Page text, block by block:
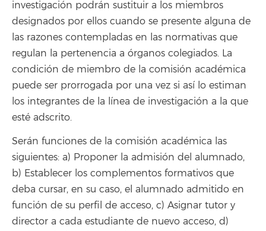
investigación podrán sustituir a los miembros
designados por ellos cuando se presente alguna de
las razones contempladas en las normativas que
regulan la pertenencia a órganos colegiados. La
condición de miembro de la comisión académica
puede ser prorrogada por una vez si así lo estiman
los integrantes de la línea de investigación a la que
esté adscrito.
Serán funciones de la comisión académica las
siguientes: a) Proponer la admisión del alumnado,
b) Establecer los complementos formativos que
deba cursar, en su caso, el alumnado admitido en
función de su perfil de acceso, c) Asignar tutor y
director a cada estudiante de nuevo acceso, d)